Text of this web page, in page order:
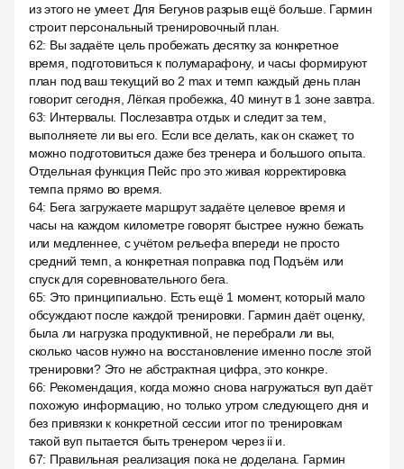
из этого не умеет. Для Бегунов разрыв ещё больше. Гармин
строит персональный тренировочный план.
62: Вы задаёте цель пробежать десятку за конкретное
время, подготовиться к полумарафону, и часы формируют
план под ваш текущий во 2 max и темп каждый день план
говорит сегодня, Лёгкая пробежка, 40 минут в 1 зоне завтра.
63: Интервалы. Послезавтра отдых и следит за тем,
выполняете ли вы его. Если все делать, как он скажет, то
можно подготовиться даже без тренера и большого опыта.
Отдельная функция Пейс про это живая корректировка
темпа прямо во время.
64: Бега загружаете маршрут задаёте целевое время и
часы на каждом километре говорят быстрее нужно бежать
или медленнее, с учётом рельефа впереди не просто
средний темп, а конкретная поправка под Подъём или
спуск для соревновательного бега.
65: Это принципиально. Есть ещё 1 момент, который мало
обсуждают после каждой тренировки. Гармин даёт оценку,
была ли нагрузка продуктивной, не перебрали ли вы,
сколько часов нужно на восстановление именно после этой
тренировки? Это не абстрактная цифра, это конкре.
66: Рекомендация, когда можно снова нагружаться вуп даёт
похожую информацию, но только утром следующего дня и
без привязки к конкретной сессии итог по тренировкам
такой вуп пытается быть тренером через ii и.
67: Правильная реализация пока не доделана. Гармин